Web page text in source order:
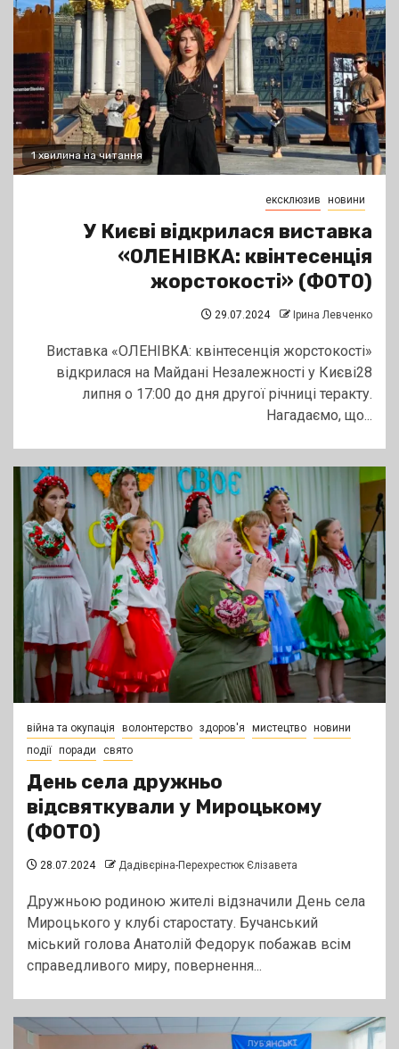
1 хвилина на читання
ексклюзив новини
У Києві відкрилася виставка
«ОЛЕНІВКА: квінтесенція
жорстокості» (ФОТО)
29.07.2024 Ірина Левченко
Виставка «ОЛЕНІВКА: квінтесенція жорстокості»
відкрилася на Майдані Незалежності у Києві28
липня о 17:00 до дня другої річниці теракту.
Нагадаємо, що...
війна та окупація волонтерство здоров'я мистецтво новини
події поради свято
День села дружньо
відсвяткували у Мироцькому
(ФОТО)
28.07.2024 Дадівєріна-Перехрестюк Єлізавета
Дружньою родиною жителі відзначили День села
Мироцького у клубі старостату. Бучанський
міський голова Анатолій Федорук побажав всім
справедливого миру, повернення...